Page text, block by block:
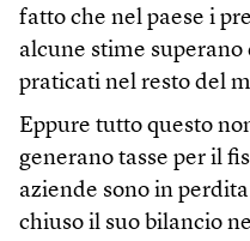
fatto che nel paese i
alcune stime
praticati nel resto del
Eppure tutto questo
generano tasse per il
aziende sono in
chiuso il suo bilancio